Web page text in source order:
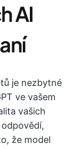
AI
je nezbytné
ve vašem
vašich
že model